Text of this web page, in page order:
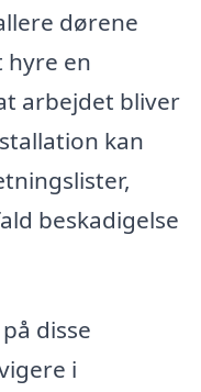
dørene
hyre en
arbejdet bliver
kan
beskadigelse
disse
i